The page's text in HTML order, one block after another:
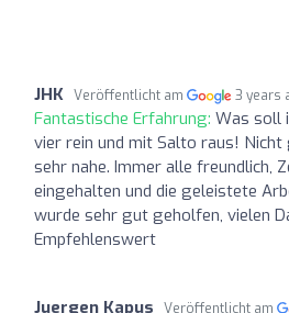
JHK Veröffentlicht am 3 years
Fantastische Erfahrung: Was soll
vier rein und mit Salto raus!
sehr nahe. Immer alle freundlich,
eingehalten und die geleistete
wurde sehr gut geholfen, vielen
Empfehlenswert
Juergen Kapus Veröffentlicht am